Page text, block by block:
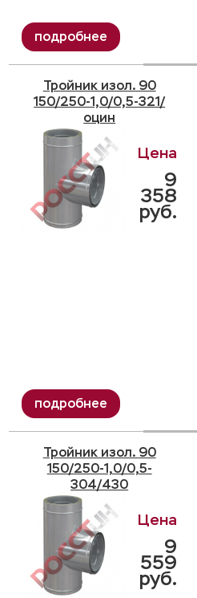
Тройник изол. 90
150/250-1,0/0,5-321/
оцин
9
358
руб.
Тройник изол. 90
150/250-1,0/0,5-
304/430
9
559
руб.